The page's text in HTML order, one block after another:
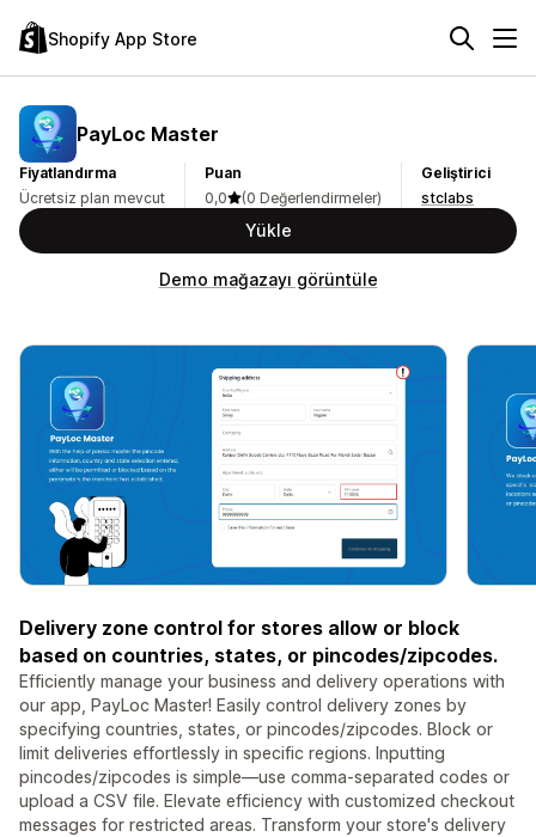
Shopify App Store
PayLoc Master
Fiyatlandırma
Ücretsiz plan mevcut
Puan
0,0
(0 Değerlendirmeler)
Geliştirici
stclabs
Yükle
Demo mağazayı görüntüle
Delivery zone control for stores allow or block
based on countries, states, or pincodes/zipcodes.
Efficiently manage your business and delivery operations with
our app, PayLoc Master! Easily control delivery zones by
specifying countries, states, or pincodes/zipcodes. Block or
limit deliveries effortlessly in specific regions. Inputting
pincodes/zipcodes is simple—use comma-separated codes or
upload a CSV file. Elevate efficiency with customized checkout
messages for restricted areas. Transform your store's delivery